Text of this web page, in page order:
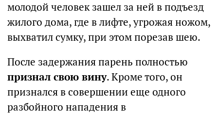
молодой человек зашел за ней в подъезд
жилого дома, где в лифте, угрожая ножом,
выхватил сумку, при этом порезав шею.
После задержания парень полностью
признал свою вину. Кроме того, он
признался в совершении еще одного
разбойного нападения в